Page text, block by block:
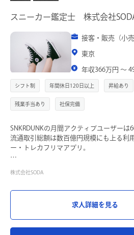
な事業を展開。現在では50を超えるブラ
490店舗を展開。2016年には売上規模
は大手商社が占めております。
★勝ち残るアパレル企業
2020年8月期のベイクルーズ EC部門の売
破。510億円の売上のうち、自社ECによ
を占めます。これはアパレル企業トップ
以前からECは強化しておりましたが、コ
に注力し、直近3年では1.9倍の成長を遂
億円）年々売上を伸ばしております。
★社員を大切にする企業！
創造していこう。そして、日々チャレン
う行動指針があります。これはお客様の
するパートナー（従業員）にも向けた大
クルーズグループを支えるすべての方々
安心して成長していけるよう研修制度が
努力とやる気で様々なことにチャレンジ
ます。ゆくゆくは異動希望制度も利用し
スニーカー鑑定士 株式会社
接客・販売（小売
東京
年収366万円 〜
シフト制 年間休日120日以上 昇給あり
残業手当あり 社保完備
SNKRDUNKの月間アクティブユーザーは
流通取引総額は数百億円規模にも上る利
ー・トレカフリマアプリ。
偽造品の流通を防ぎ、安心して正規品が
株式会社SODA
求人詳細を見る